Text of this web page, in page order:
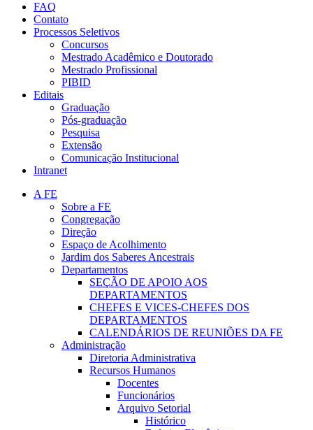
FAQ
Contato
Processos Seletivos
Concursos
Mestrado Acadêmico e Doutorado
Mestrado Profissional
PIBID
Editais
Graduação
Pós-graduação
Pesquisa
Extensão
Comunicação Institucional
Intranet
A FE
Sobre a FE
Congregação
Direção
Espaço de Acolhimento
Jardim dos Saberes Ancestrais
Departamentos
SEÇÃO DE APOIO AOS
DEPARTAMENTOS
CHEFES E VICES-CHEFES DOS
DEPARTAMENTOS
CALENDÁRIOS DE REUNIÕES DA FE
Administração
Diretoria Administrativa
Recursos Humanos
Docentes
Funcionários
Arquivo Setorial
Histórico